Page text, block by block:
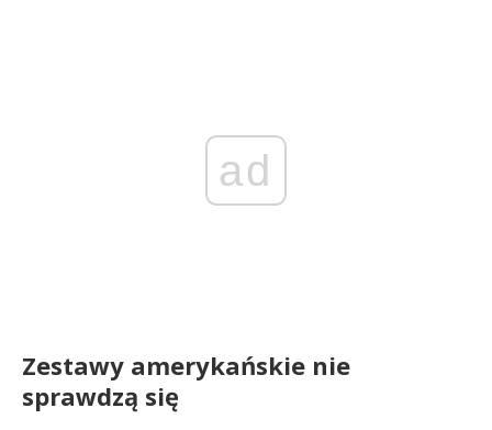
ad
Zestawy amerykańskie nie
sprawdzą się